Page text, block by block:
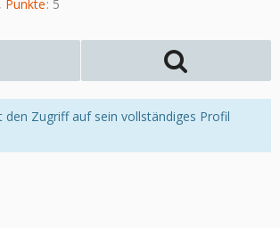
Punkte 5
den Zugriff auf sein vollständiges Profil